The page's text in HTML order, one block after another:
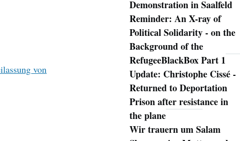
von
Demonstration in Saalfeld
Reminder: An X-ray of
Political Solidarity - on the
Background of the
RefugeeBlackBox Part 1
Update: Christophe Cissé -
Returned to Deportation
Prison after resistance in
the plane
Wir trauern um Salam